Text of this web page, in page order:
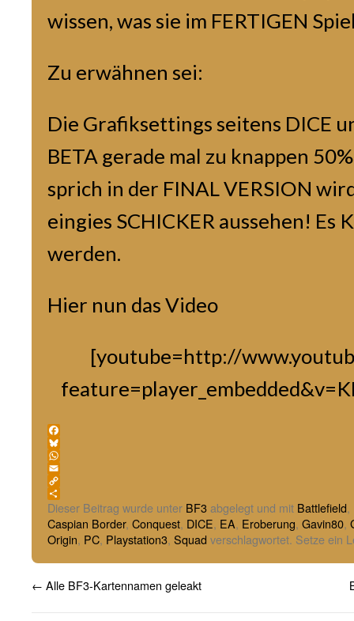
wissen, was sie im FERTIGEN
Zu erwähnen sei:
Die Grafiksettings seitens DICE
BETA gerade mal zu knappen
sprich in der FINAL VERSION
eingies SCHICKER aussehen! Es
werden.
Hier nun das Video
[youtube=http://
Facebook
Bluesky
WhatsApp
Email
Copy
Link
Teilen
Dieser Beitrag wurde unter BF3abgelegt und mit Battlefield,
Caspian Border, Conquest, DICE, EA, Eroberung, Gavin80,
Origin, PC, Playstation3, Squad verschlagwortet. Setze ein
← Alle BF3-Kartennamen geleakt